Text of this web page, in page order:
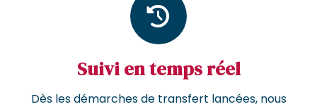
Suivi en temps réel
Dès les démarches de transfert lancées, nous